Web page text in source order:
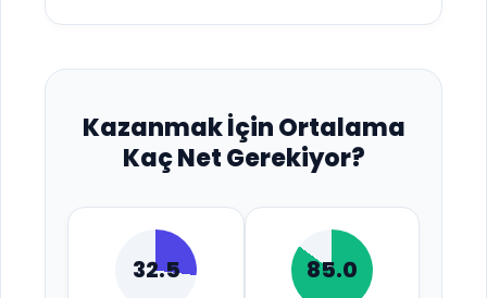
Kazanmak İçin Ortalama
Kaç Net Gerekiyor?
32.5 85.0